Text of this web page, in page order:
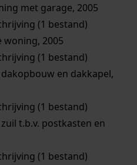
met garage, 2005
(1 bestand)
2005
(1 bestand)
en dakkapel,
(1 bestand)
t.b.v. postkasten en
(1 bestand)